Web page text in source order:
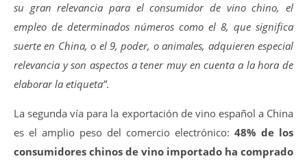
su gran relevancia para el consumidor de vino chino, el
empleo de determinados números como el 8, que significa
suerte en China, o el 9, poder, o animales, adquieren especial
relevancia y son aspectos a tener muy en cuenta a la hora de
elaborar la etiqueta”.
La segunda vía para la exportación de vino español a China
es el amplio peso del comercio electrónico: 48% de los
consumidores chinos de vino importado ha comprado